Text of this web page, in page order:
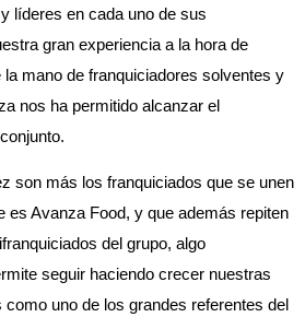
líderes en cada uno de sus
gran experiencia a la hora de
mano de franquiciadores solventes y
nos ha permitido alcanzar el
son más los franquiciados que se unen
es Avanza Food, y que además repiten
del grupo, algo
seguir haciendo crecer nuestras
uno de los grandes referentes del